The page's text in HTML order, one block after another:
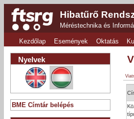
Hibatűrő
Méréstechnika és
Kezdőlap Események Oktatás
Nyelvek
BME Címtár belépés